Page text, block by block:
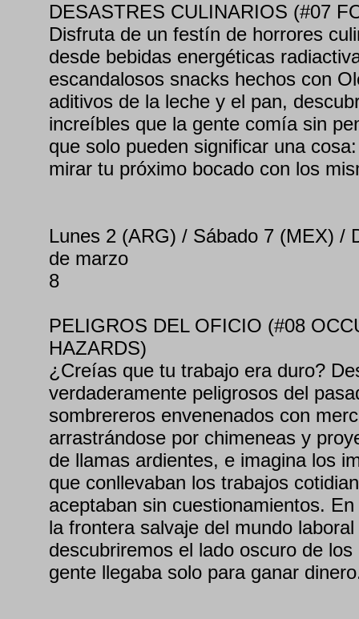
DESASTRES CULINARIOS (#07
Disfruta de un festín de horrores
desde bebidas energéticas
escandalosos snacks hechos con
aditivos de la leche y el pan,
increíbles que la gente comía sin
que solo pueden significar una
mirar tu próximo bocado con los
Lunes 2 (ARG) / Sábado 7 (MEX) /
de marzo
8
PELIGROS DEL OFICIO (#08
HAZARDS)
¿Creías que tu trabajo era duro?
verdaderamente peligrosos del
sombrereros envenenados con
arrastrándose por chimeneas y
de llamas ardientes, e imagina los
que conllevaban los trabajos
aceptaban sin cuestionamientos.
la frontera salvaje del mundo
descubriremos el lado oscuro de
gente llegaba solo para ganar